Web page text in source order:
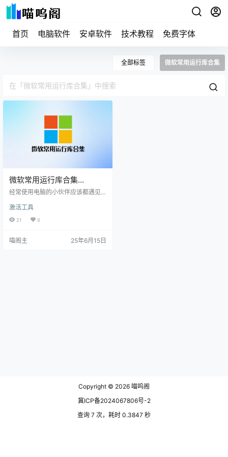
首页 电脑软件 安卓软件 技术教程 免费字体
全部标签 微软常用运行库合集
微软常用运行库合集
（32+64位）下载及安装教
经常使用电脑的小伙伴应该都遇见
个软件的时候弹出“计算机中缺失某
某.dll”的提示，这其实是由于系统文
是重新下载并替换缺失的dll文件，
激活工具
21 0
喵阁主 25年6月15日
Copyright © 2026 喵呜阁
冀ICP备2024067806号-2
查询 7 次，耗时 0.3847 秒